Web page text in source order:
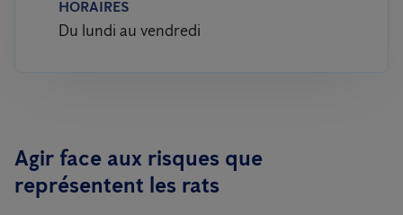
HORAIRES
Du lundi au vendredi
Agir face aux risques que
représentent les rats